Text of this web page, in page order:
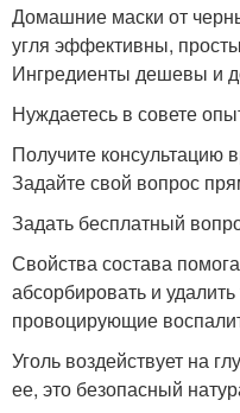
Домашние маски от
угля эффективны,
Ингредиенты дешевы и
Нуждаетесь в совете
Получите консультацию
Задайте свой вопрос
Задать бесплатный
Свойства состава
абсорбировать и
провоцирующие
Уголь воздействует на
ее, это безопасный